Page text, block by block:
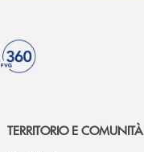
TERRITORIO E COMUNITÀ